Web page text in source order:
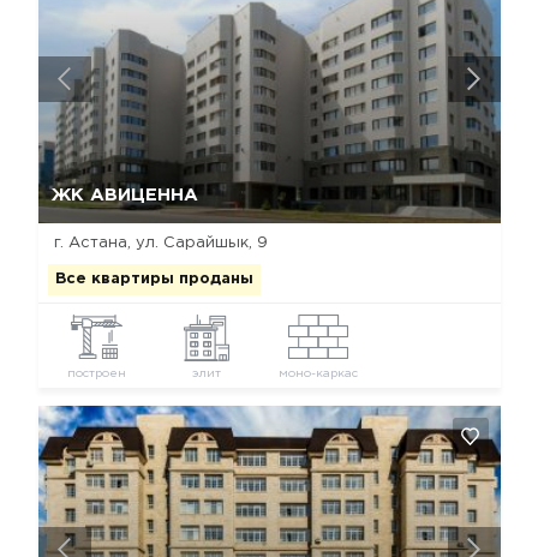
ЖК АВИЦЕННА
г. Астана, ул. Сарайшык, 9
Все квартиры проданы
построен элит моно-каркас
Да, удалить